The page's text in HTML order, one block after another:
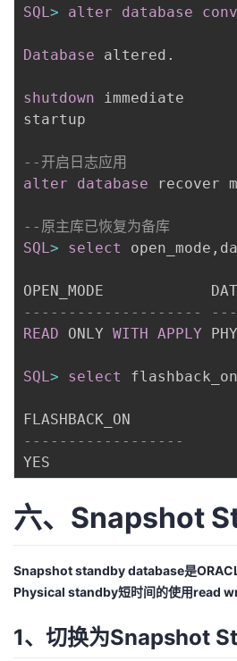
SQL> alter database
Database altered .
shutdown immediate
startup
--开启日志应用
alter
database recover
--原主库已恢复为备库
SQL> select open_mode ,
--------------------
READ ONLY WITH APPLY
SQL> select
------------------
六、Snapshot
Snapshot standby database是
Physical standby短时间的使用read
1、切换为Snapshot